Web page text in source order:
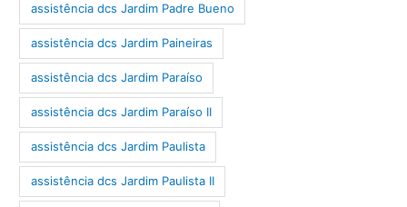
assistência dcs Jardim Padre Bueno
assistência dcs Jardim Paineiras
assistência dcs Jardim Paraíso
assistência dcs Jardim Paraíso II
assistência dcs Jardim Paulista
assistência dcs Jardim Paulista II